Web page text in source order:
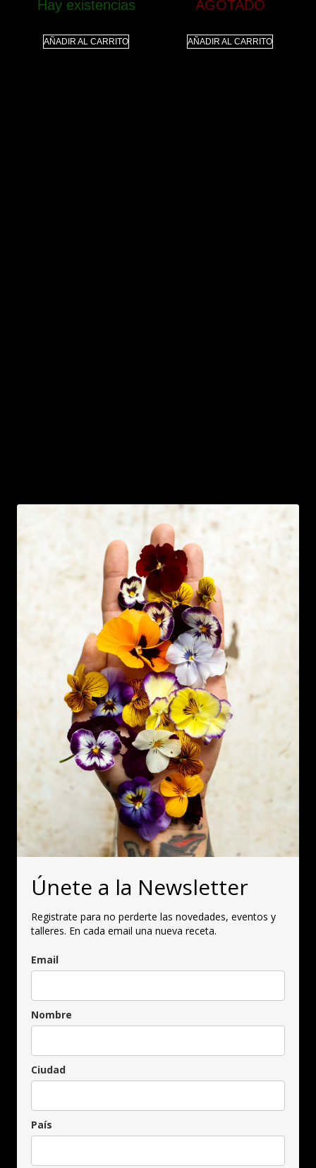
Hay existencias
AÑADIR AL CARRITO
AGOTADO
AÑADIR AL CARRITO
Únete a la Newsletter
Registrate para no perderte las novedades, eventos y
talleres. En cada email una nueva receta.
Email
Nombre
Ciudad
País